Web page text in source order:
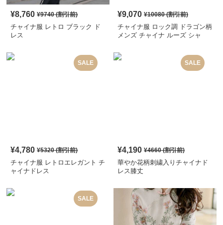
¥8,760 ¥9740(割引前)
チャイナ服 レトロ ブラック ド
レス
¥9,070 ¥10080(割引前)
チャイナ服 ロック調 ドラゴン柄
メンズ チャイナ ルーズ シャ
SALE
¥4,780 ¥5320(割引前)
チャイナ服 レトロエレガント チ
ャイナドレス
SALE
¥4,190 ¥4660(割引前)
華やか花柄刺繍入りチャイナド
レス膝丈
SALE